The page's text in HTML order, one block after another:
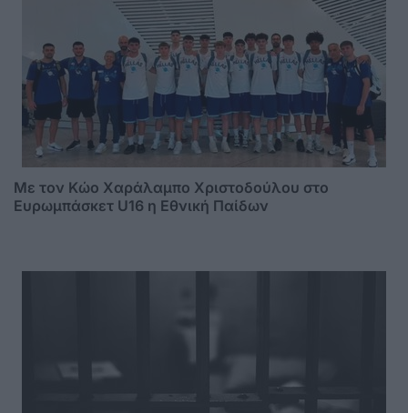
Με τον Κώο Χαράλαμπο Χριστοδούλου στο
Ευρωμπάσκετ U16 η Εθνική Παίδων